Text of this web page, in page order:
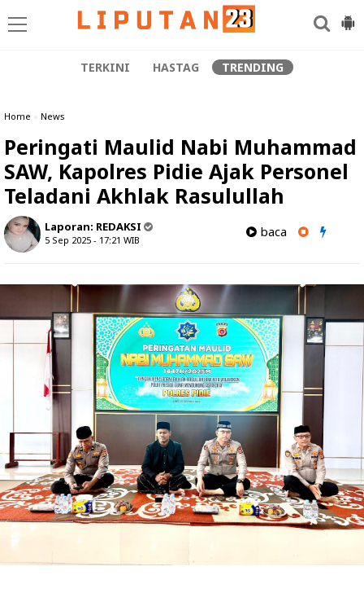
TERKINI HASTAG TRENDING
Home » News
Peringati Maulid Nabi Muhammad
SAW, Kapolres Pidie Ajak Personel
Teladani Akhlak Rasulullah
Laporan: REDAKSI
5 Sep 2025 - 17:21 WIB
baca